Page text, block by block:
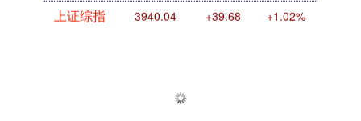
上证综指